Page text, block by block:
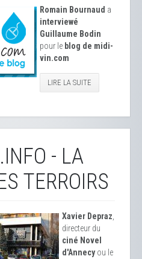
Romain Bournaud a
interviewé
Guillaume Bodin
pour le blog de midi-
vin.com
LIRE LA SUITE
- LA
TERROIRS
Xavier Depraz
directeur du
ciné Novel
d'Annecyou le